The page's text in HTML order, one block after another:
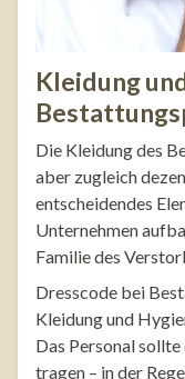
Kleidung
Die Kleidung des
aber zugleich
entscheidendes
Unternehmen
Familie des
Dresscode bei
Kleidung und
Das Personal
tragen – in der